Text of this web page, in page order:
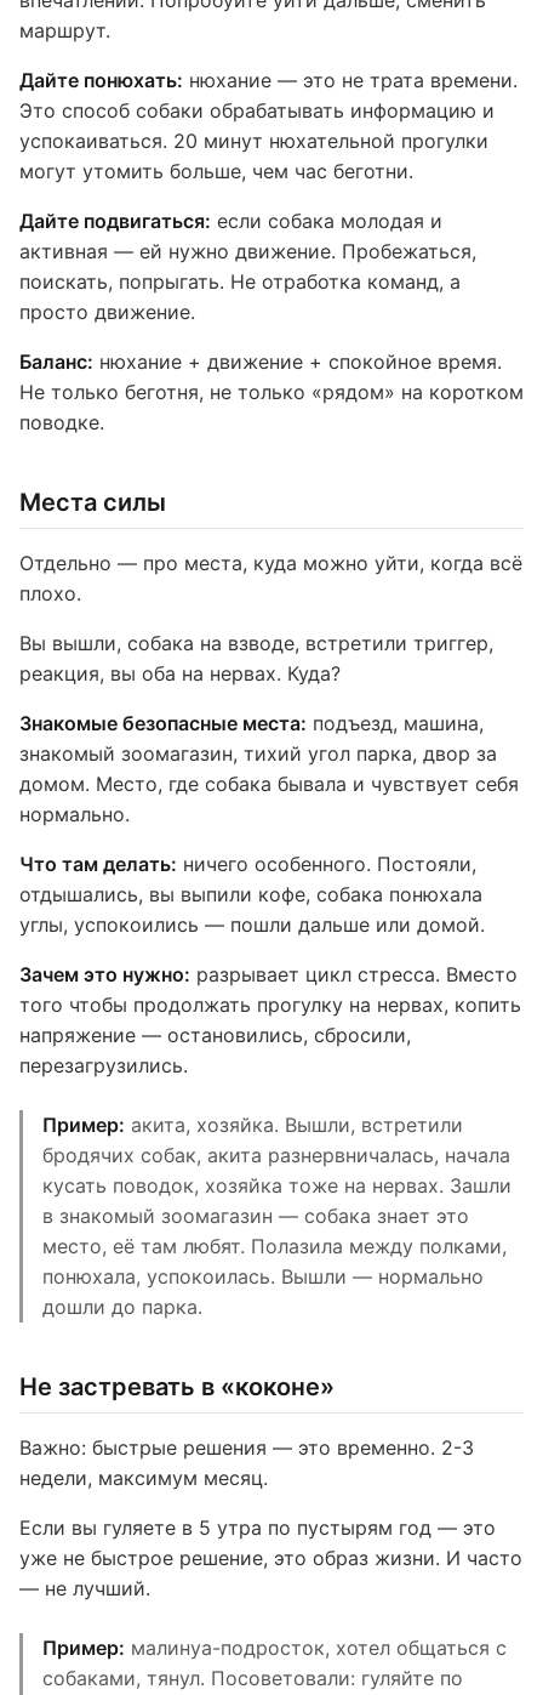
маршрут.
Дайте понюхать: нюхание — это не трата времени.
Это способ собаки обрабатывать информацию и
успокаиваться. 20 минут нюхательной прогулки
могут утомить больше, чем час беготни.
Дайте подвигаться: если собака молодая и
активная — ей нужно движение. Пробежаться,
поискать, попрыгать. Не отработка команд, а
просто движение.
Баланс: нюхание + движение + спокойное время.
Не только беготня, не только «рядом» на коротком
поводке.
Места силы
Отдельно — про места, куда можно уйти, когда всё
плохо.
Вы вышли, собака на взводе, встретили триггер,
реакция, вы оба на нервах. Куда?
Знакомые безопасные места: подъезд, машина,
знакомый зоомагазин, тихий угол парка, двор за
домом. Место, где собака бывала и чувствует себя
нормально.
Что там делать: ничего особенного. Постояли,
отдышались, вы выпили кофе, собака понюхала
углы, успокоились — пошли дальше или домой.
Зачем это нужно: разрывает цикл стресса. Вместо
того чтобы продолжать прогулку на нервах, копить
напряжение — остановились, сбросили,
перезагрузились.
Пример: акита, хозяйка. Вышли, встретили
бродячих собак, акита разнервничалась, начала
кусать поводок, хозяйка тоже на нервах. Зашли
в знакомый зоомагазин — собака знает это
место, её там любят. Полазила между полками,
понюхала, успокоилась. Вышли — нормально
дошли до парка.
Не застревать в «коконе»
Важно: быстрые решения — это временно. 2-3
недели, максимум месяц.
Если вы гуляете в 5 утра по пустырям год — это
уже не быстрое решение, это образ жизни. И часто
— не лучший.
Пример: малинуа-подросток, хотел общаться с
собаками, тянул. Посоветовали: гуляйте по